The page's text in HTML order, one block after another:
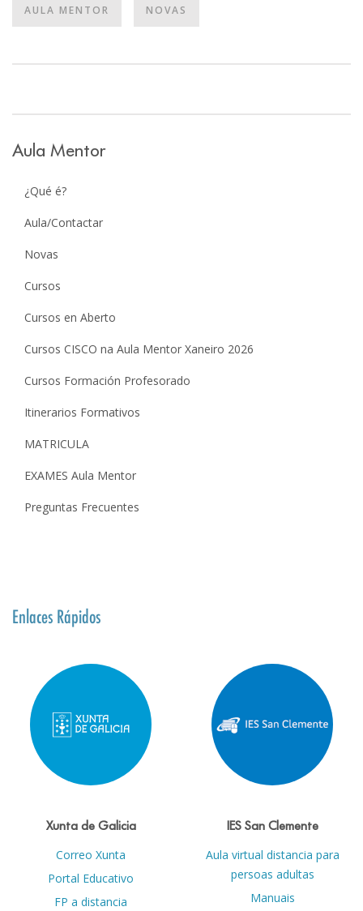
AULA MENTOR NOVAS
Aula Mentor
¿Qué é?
Aula/Contactar
Novas
Cursos
Cursos en Aberto
Cursos CISCO na Aula Mentor Xaneiro 2026
Cursos Formación Profesorado
Itinerarios Formativos
MATRICULA
EXAMES Aula Mentor
Preguntas Frecuentes
Enlaces Rápidos
Xunta de Galicia
Correo Xunta
Portal Educativo
FP a distancia
IES San Clemente
Aula virtual distancia para
persoas adultas
Manuais